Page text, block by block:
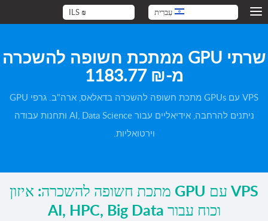
עִברִית ₪
ILS
שרתי GPU ממתכת חשופה להשכרה
מ-1183.77 ₪
VPS עם GPUs מתכת חשופה להשכרה בדאלאס, ארה"ב. גרפי GPU
ניתנים להרחבה, אידיאליים עבור AI, Data Science ותחנות עבודה
וירטואליות.
VPS עם GPU מתכת חשופה להשכרה: איזון
וכוח עבור AI, HPC, Big Data